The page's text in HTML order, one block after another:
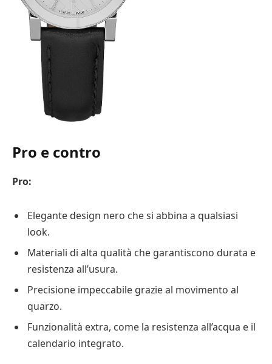
Pro e contro
Pro:
Elegante design nero che si abbina a qualsiasi
look.
Materiali di alta qualità che garantiscono durata e
resistenza all’usura.
Precisione impeccabile grazie al movimento al
quarzo.
Funzionalità extra, come la resistenza all’acqua e il
calendario integrato.